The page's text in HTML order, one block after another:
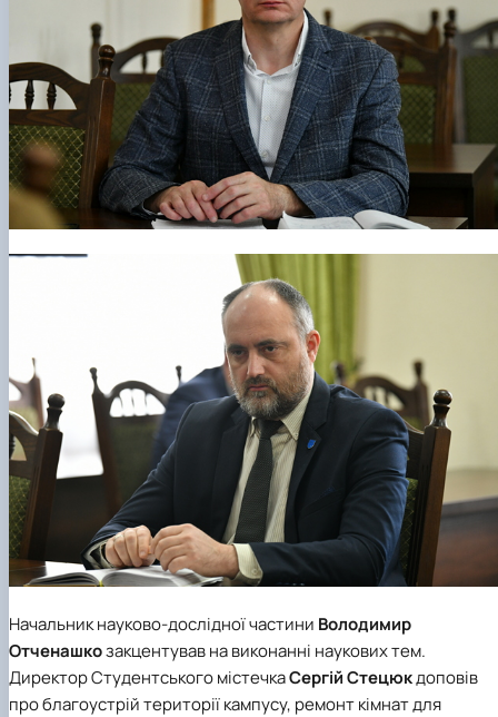
Начальник науково-дослідної частини Володимир
Отченашкозакцентував на виконанні наукових тем.
Директор Студентського містечкаСергій Стецюкдоповів
про благоустрій території кампусу, ремонт кімнат для